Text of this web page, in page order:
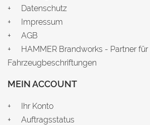
Datenschutz
Impressum
AGB
HAMMER Brandworks - Partner für
Fahrzeugbeschriftungen
MEIN ACCOUNT
Ihr Konto
Auftragsstatus